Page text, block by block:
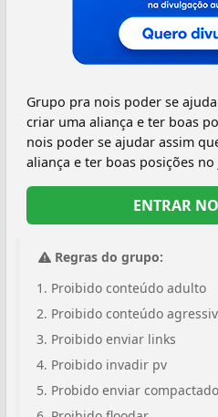
Grupo pra nois poder se
criar uma aliança e ter boas
nois poder se ajudar assim
aliança e ter boas posições
ENTRAR
Regras do grupo:
Proibido conteúdo adulto
Proibido conteúdo
Proibido enviar links
Proibido invadir pv
Probido enviar